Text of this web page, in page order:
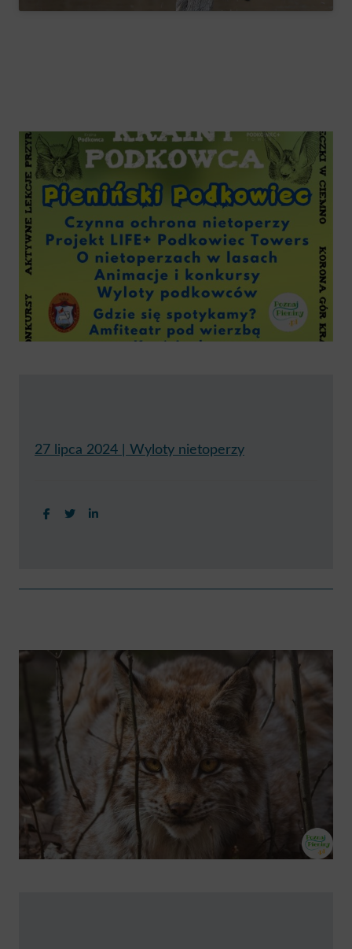
27 lipca 2024 | Wyloty nietoperzy